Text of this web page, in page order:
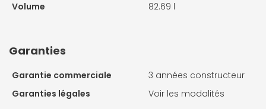
Volume
82.69 l
Garanties
Garantie commerciale
3 années constructeur
Garanties légales
Voir les modalités